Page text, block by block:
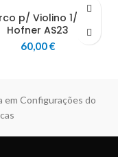
p/ Violino 1/2
Hofner AS23
60,00€
em Configurações do